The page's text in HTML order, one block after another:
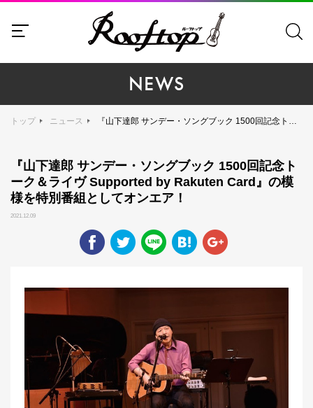
NEWS
トップ ニュース 『山下達郎 サンデー・ソングブック 1500回記念トーク＆ライヴ Supported by Rakuten Card』の模様を特別番組としてオンエア！
『山下達郎 サンデー・ソングブック 1500回記念ト
ーク＆ライヴ Supported by Rakuten Card』の模
様を特別番組としてオンエア！
2021.12.09